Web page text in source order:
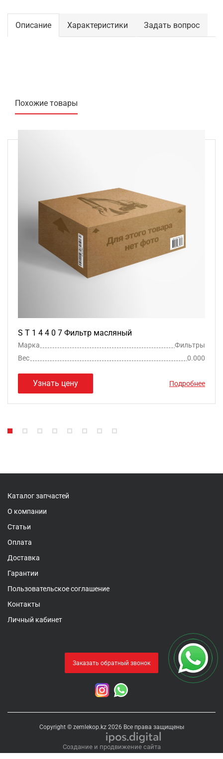
Описание Характеристики Задать вопрос
Похожие товары
S T 1 4 4 0 7 Фильтр масляный
Марка
Фильтры
Вес
0.000
Узнать цену Подробнее
Каталог запчастей
О компании
Статьи
Оплата
Доставка
Гарантии
Пользовательское соглашение
Контакты
Личный кабинет
Заказать обратный звонок
Copyright © zemlekop.kz 2026 Все права защищены
Создание и продвижение сайта